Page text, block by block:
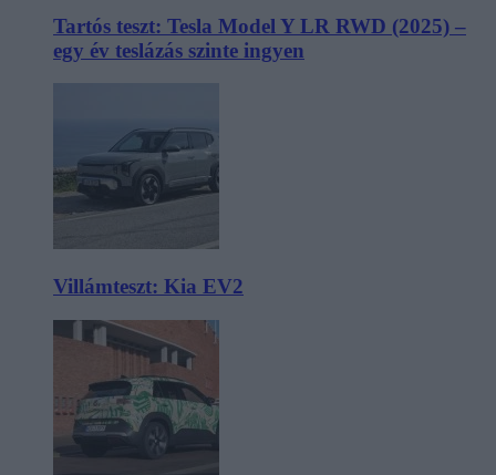
Tartós teszt: Tesla Model Y LR RWD (2025) –
egy év teslázás szinte ingyen
Villámteszt: Kia EV2